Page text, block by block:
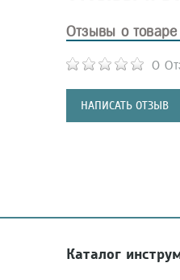
Отзывы о товаре
0
НАПИСАТЬ ОТЗЫВ
Каталог